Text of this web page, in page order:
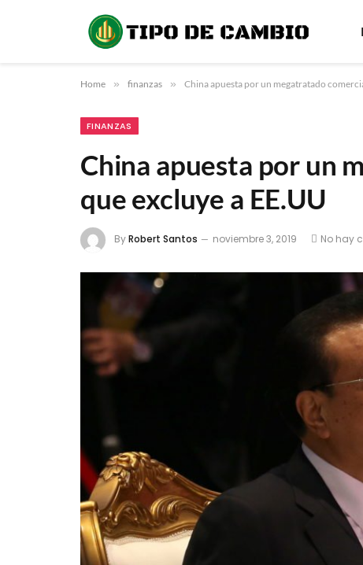
Home » finanzas » China apuesta por un megatratado
FINANZAS
China apuesta por un
que excluye a EE.UU
ByRobert Santos noviembre 3, 2019 No hay